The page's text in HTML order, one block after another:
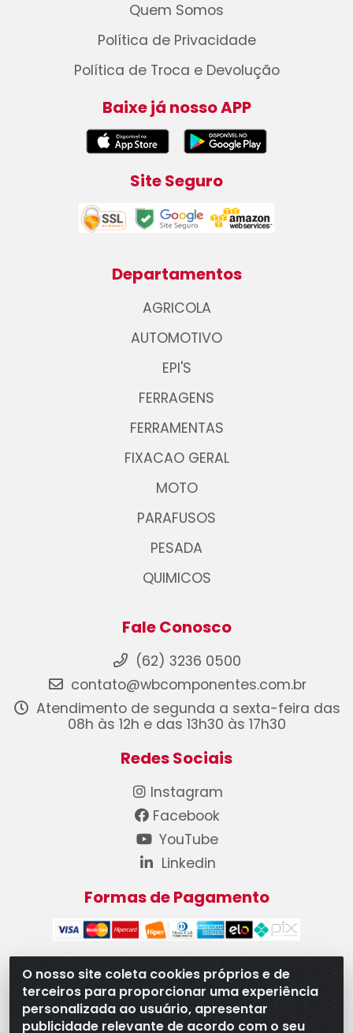
O nosso site coleta cookies próprios e de
terceiros para proporcionar uma experiência
personalizada ao usuário, apresentar
publicidade relevante de acordo com o seu
Quem Somos
Política de Privacidade
Política de Troca e Devolução
Baixe já nosso APP
Site Seguro
Departamentos
AGRICOLA
AUTOMOTIVO
EPI'S
FERRAGENS
FERRAMENTAS
FIXACAO GERAL
MOTO
PARAFUSOS
PESADA
QUIMICOS
Fale Conosco
(62) 3236 0500
contato@wbcomponentes.com.br
Atendimento de segunda a sexta-feira das
08h às 12h e das 13h30 às 17h30
Redes Sociais
Instagram
Facebook
YouTube
Linkedin
Formas de Pagamento
WB Componentes Automotivos LTDA - CNPJ
08.528.393/0001-12 - Rua do Níquel, 667 - Parque
Oeste Industrial, Goiânia/GO - CEP 74375-660